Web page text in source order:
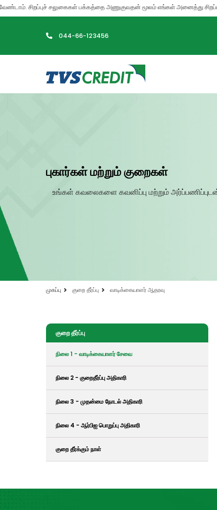
சிறப்புச் சலுகைகள் பக்கத்தை அணுகுவதன் மூலம் எங்கள் அனைத்து
044-66-123456
புகார்கள் மற்றும் குறைகள்
உங்கள் கவலைகளை கவனிப்பு மற்றும்
முகப்பு குறை தீர்ப்பு வாடிக்கையாளர் ஆதரவு
குறை தீர்ப்பு
நிலை 1 - வாடிக்கையாளர் சேவை
நிலை 2 - குறைதீர்ப்பு அதிகாரி
நிலை 3 - முதன்மை நோடல் அதிகாரி
நிலை 4 - ஆர்பிஐ பொறுப்பு அதிகாரி
குறை தீர்க்கும் நாள்